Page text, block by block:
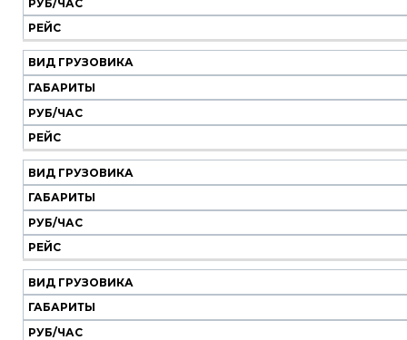
РУБ/ЧАС
РЕЙС
ВИД ГРУЗОВИКА
ГАБАРИТЫ
РУБ/ЧАС
РЕЙС
ВИД ГРУЗОВИКА
ГАБАРИТЫ
РУБ/ЧАС
РЕЙС
ВИД ГРУЗОВИКА
ГАБАРИТЫ
РУБ/ЧАС